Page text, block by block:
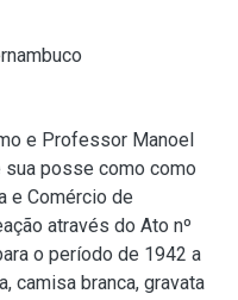
e Professor Manoel
sua posse como como
e Comércio de
através do Ato nº
o período de 1942 a
camisa branca, gravata